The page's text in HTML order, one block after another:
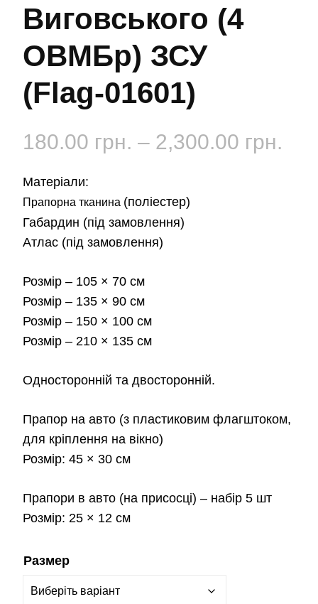
Виговського (4
ОВМБр) ЗСУ
(Flag-01601)
180.00 грн. – 2,300.00 грн.
Матеріали:
Прапорна тканина (поліестер)
Габардин (під замовлення)
Атлас (під замовлення)
Розмір – 105 × 70 см
Розмір – 135 × 90 см
Розмір – 150 × 100 см
Розмір – 210 × 135 см
Односторонній та двосторонній.
Прапор на авто (з пластиковим флагштоком,
для кріплення на вікно)
Розмір: 45 × 30 см
Прапори в авто (на присосці) – набір 5 шт
Розмір: 25 × 12 см
Размер